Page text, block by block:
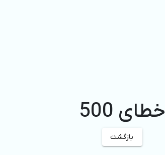
خطای 500
بازگشت